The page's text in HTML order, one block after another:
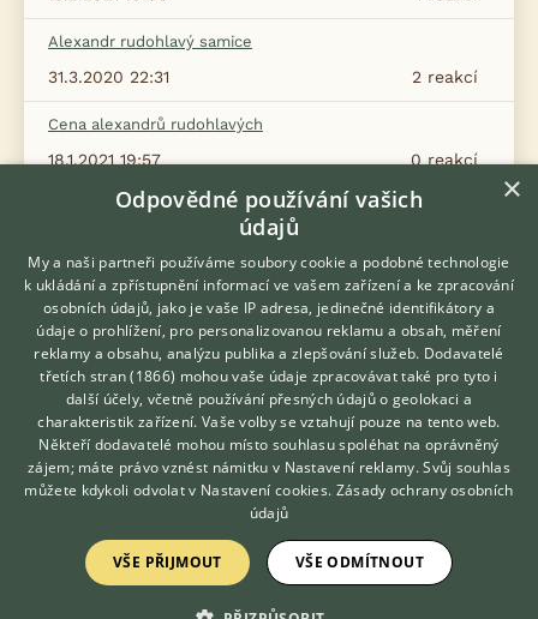
Alexandr rudohlavý samice
2 reakcí
31.3.2020 22:31
Cena alexandrů rudohlavých
0reakcí
18.1.2021 19:57
Alexandr rudohlavý pohlavní dospělost
Zobrazit více diskusí
KONTAKT DO REDAKCE WEBU
redakce@ifauna.cz
Hledáte zvířecího kamaráda?
Zdarma vám poradí
VETERINÁŘ ONLINE
KONZULTOVAT S
VETERINÁŘEM
×
Odpovědné používání vašich
údajů
My a naši partneři používáme soubory cookie a podobné technologie
k ukládání a zpřístupnění informací ve vašem zařízení a ke zpracování
osobních údajů, jako je vaše IP adresa, jedinečné identifikátory a
údaje o prohlížení, pro personalizovanou reklamu a obsah, měření
reklamy a obsahu, analýzu publika a zlepšování služeb. Dodavatelé
třetích stran (1866) mohou vaše údaje zpracovávat také pro tyto i
další účely, včetně používání přesných údajů o geolokaci a
charakteristik zařízení. Vaše volby se vztahují pouze na tento web.
Někteří dodavatelé mohou místo souhlasu spoléhat na oprávněný
zájem; máte právo vznést námitku v Nastavení reklamy. Svůj souhlas
můžete kdykoli odvolat v Nastavení cookies. Zásady ochrany osobních
údajů
VŠE PŘIJMOUT VŠE ODMÍTNOUT